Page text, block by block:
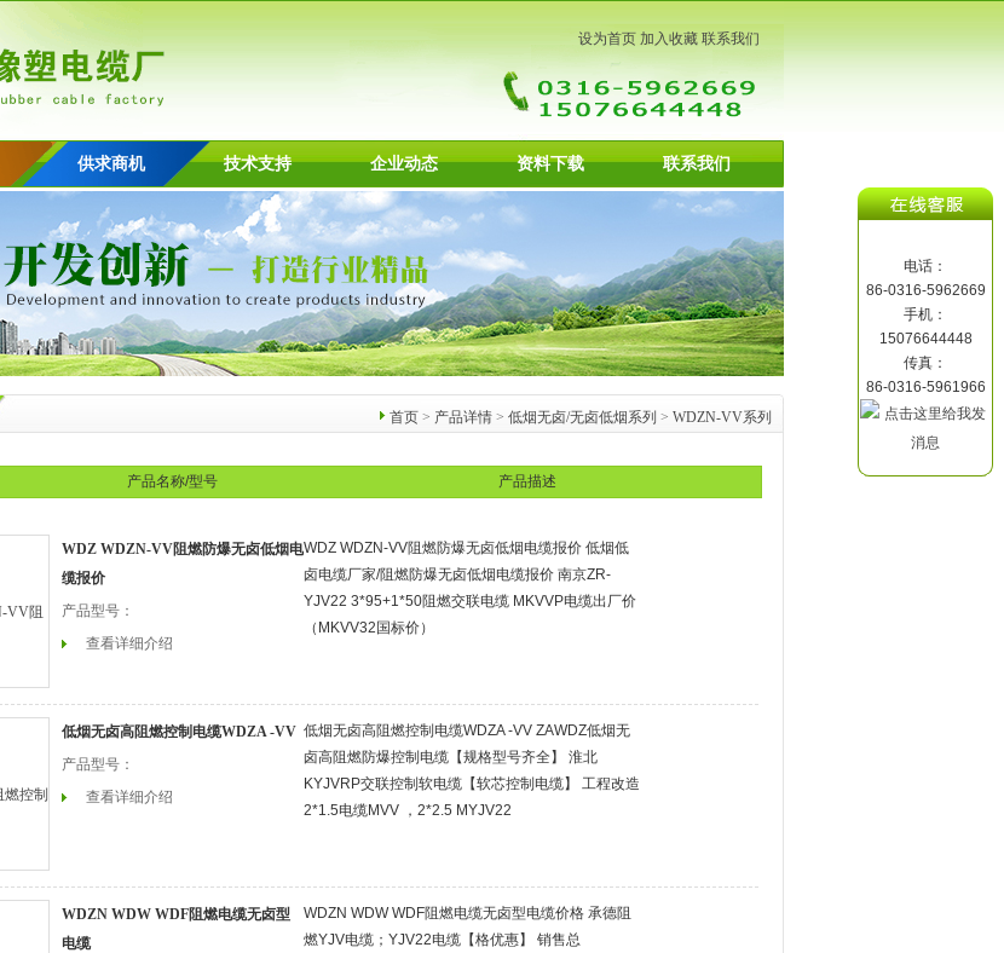
设为首页 加入收藏 联系我们
供求商机 技术支持 企业动态 资料下载 联系我们
首页 > 产品详情 > 低烟无卤/无卤低烟系列 > WDZN-VV系列
产品名称/型号 产品描述
WDZ WDZN-VV阻燃防爆无卤低烟电
缆报价
产品型号：
查看详细介绍
WDZ WDZN-VV阻燃防爆无卤低烟电缆报价 低烟低
卤电缆厂家/阻燃防爆无卤低烟电缆报价 南京ZR-
YJV22 3*95+1*50阻燃交联电缆 MKVVP电缆出厂价
（MKVV32国标价）
低烟无卤高阻燃控制电缆WDZA -VV
产品型号：
查看详细介绍
低烟无卤高阻燃控制电缆WDZA -VV ZAWDZ低烟无
卤高阻燃防爆控制电缆【规格型号齐全】 淮北
KYJVRP交联控制软电缆【软芯控制电缆】 工程改造
2*1.5电缆MVV ，2*2.5 MYJV22
WDZN WDW WDF阻燃电缆无卤型
电缆
WDZN WDW WDF阻燃电缆无卤型电缆价格 承德阻
燃YJV电缆；YJV22电缆【格优惠】 销售总
电话：
86-0316-5962669
手机：
15076644448
传真：
86-0316-5961966